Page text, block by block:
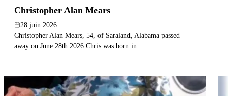
Christopher Alan Mears
28 juin 2026
Christopher Alan Mears, 54, of Saraland, Alabama passed
away on June 28th 2026.Chris was born in...